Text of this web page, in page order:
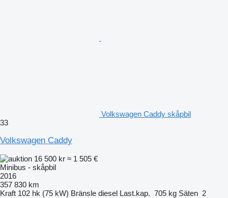
Volkswagen Caddy skåpbil
33
Volkswagen Caddy
16 500 kr ≈ 1 505 €
Minibus - skåpbil
2016
357 830 km
Kraft 102 hk (75 kW) Bränsle diesel Last.kap. 705 kg Säten 2